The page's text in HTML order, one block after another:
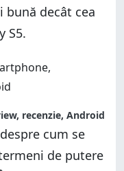
bună decât cea
S5.
recenzie, Android
cum se
de putere